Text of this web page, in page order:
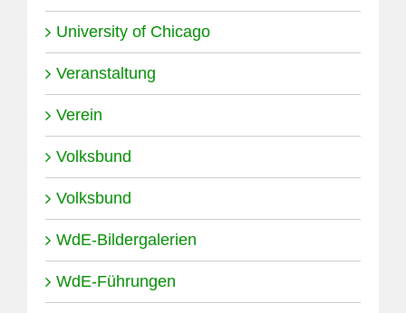
University of Chicago
Veranstaltung
Verein
Volksbund
Volksbund
WdE-Bildergalerien
WdE-Führungen